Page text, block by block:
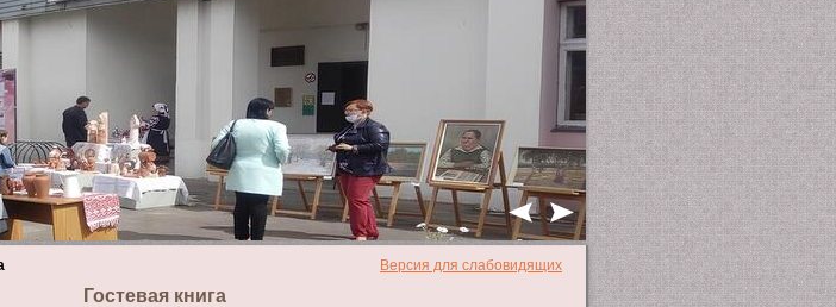
Версия для слабовидящих
Гостевая книга